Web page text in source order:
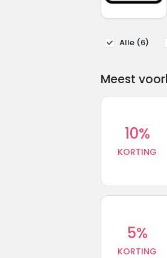
Alle (6)
Meest
10%
KORTING
5%
KORTING